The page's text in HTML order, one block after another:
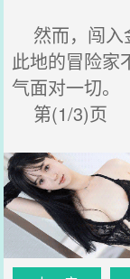
然而，闯入
此地的冒险家
气面对一切。
第(1/3)页